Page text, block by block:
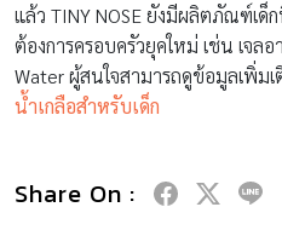
แล้ว TINY NOSE ยังมีผลิตภัณฑ์เ
ต้องการครอบครัวยุคใหม่ เช่น เจล
Water ผู้สนใจสามารถดูข้อมูลเพิ่ม
น้ำเกลือสำหรับเด็ก
Share On :